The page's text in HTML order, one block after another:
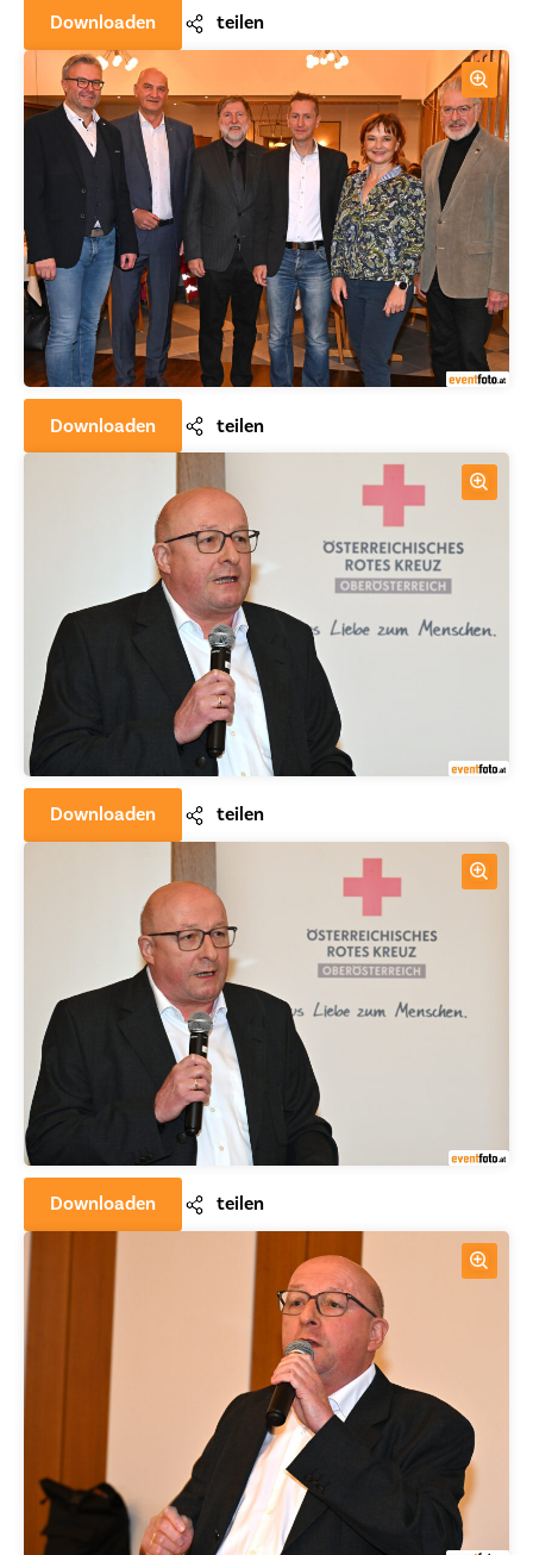
Downloaden teilen
Downloaden teilen
Downloaden teilen
Downloaden teilen